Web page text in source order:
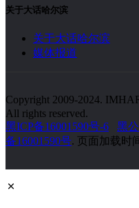
关于大话哈尔滨
关于大话哈尔滨
媒体报道
Copyright 2009-2024.
All rights reserved.
黑ICP备16001590号-6
黑
备16001590号. 页面加载时